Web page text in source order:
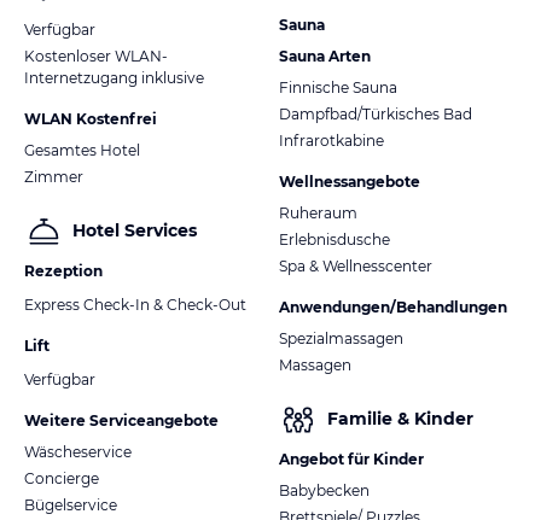
Verfügbar
Kostenloser WLAN-
Internetzugang inklusive
WLAN Kostenfrei
Gesamtes Hotel
Zimmer
Hotel Services
Rezeption
Express Check-In & Check-Out
Lift
Verfügbar
Weitere Serviceangebote
Wäscheservice
Concierge
Bügelservice
Sauna
Sauna Arten
Finnische Sauna
Dampfbad/Türkisches Bad
Infrarotkabine
Wellnessangebote
Ruheraum
Erlebnisdusche
Spa & Wellnesscenter
Anwendungen/Behandlungen
Spezialmassagen
Massagen
Familie & Kinder
Angebot für Kinder
Babybecken